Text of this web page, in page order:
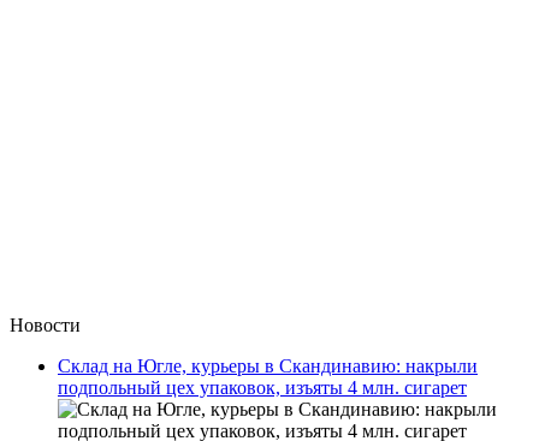
Новости
Склад на Югле, курьеры в Скандинавию: накрыли
подпольный цех упаковок, изъяты 4 млн. сигарет